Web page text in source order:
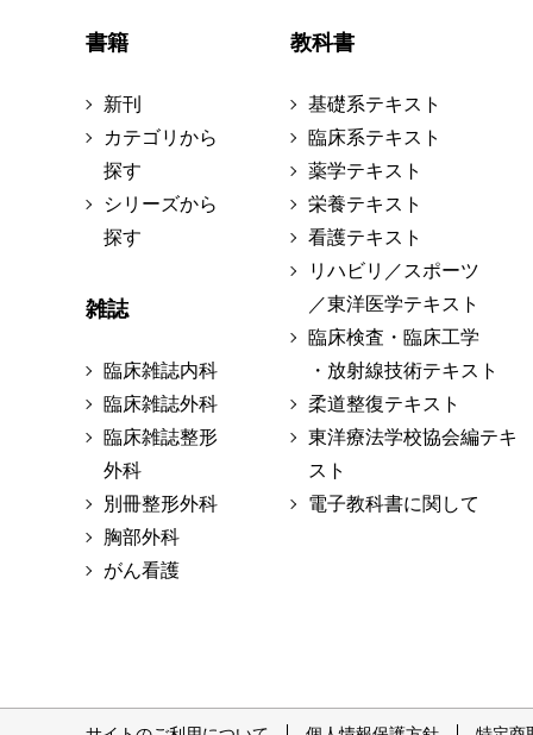
書籍
新刊
カテゴリから
探す
シリーズから
探す
雑誌
臨床雑誌内科
臨床雑誌外科
臨床雑誌整形
外科
別冊整形外科
胸部外科
がん看護
教科書
基礎系テキスト
臨床系テキスト
薬学テキスト
栄養テキスト
看護テキスト
リハビリ／スポーツ
／東洋医学テキスト
臨床検査・臨床工学
・放射線技術テキスト
柔道整復テキスト
東洋療法学校協会編テキ
スト
電子教科書に関して